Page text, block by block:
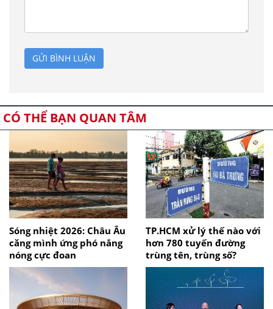
GỬI BÌNH LUẬN
CÓ THỂ BẠN QUAN TÂM
Sóng nhiệt 2026: Châu Âu
căng mình ứng phó nắng
nóng cực đoan
TP.HCM xử lý thế nào với
hơn 780 tuyến đường
trùng tên, trùng số?